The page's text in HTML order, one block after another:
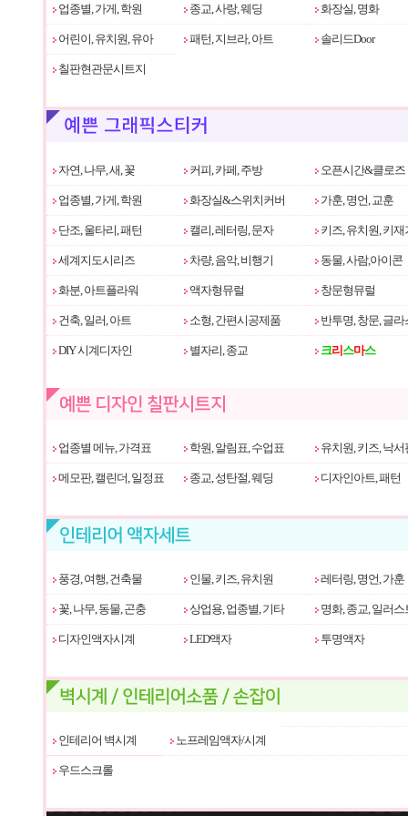
업종별, 가게, 학원 종교, 사랑, 웨딩 화장실, 명화
어린이, 유치원, 유아 패턴, 지브라, 아트 솔리드Door
칠판현관문시트지
자연, 나무, 새, 꽃 커피, 카페, 주방 오픈시간&클로즈
업종별, 가게, 학원 화장실&스위치커버 가훈, 명언, 교훈
단조, 울타리, 패턴 캘리, 레터링, 문자 키즈, 유치원, 키재
세계지도시리즈 차량, 음악, 비행기 동물, 사람,아이콘
화분, 아트플라워 액자형뮤럴 창문형뮤럴
건축, 일러, 아트 소형, 간편시공제품 반투명, 창문, 글라
DIY 시계디자인 별자리, 종교 크리 스마스
업종별 메뉴, 가격표 학원, 알림표, 수업표 유치원, 키즈, 낙서
메모판, 캘린더, 일정표 종교, 성탄절, 웨딩 디자인아트, 패턴
풍경, 여행, 건축물 인물, 키즈, 유치원 레터링, 명언, 가훈
꽃, 나무, 동물, 곤충 상업용, 업종별, 기타 명화, 종교, 일러스
디자인액자시계 LED액자 투명액자
인테리어 벽시계 노프레임액자/시계
우드스크롤